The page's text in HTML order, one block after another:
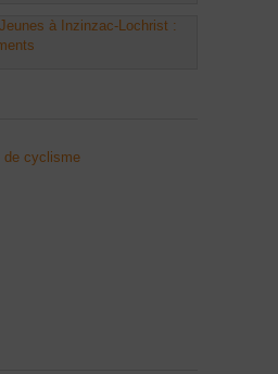
à Inzinzac-Lochrist :
de cyclisme